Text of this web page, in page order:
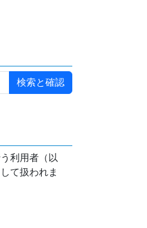
利用者（以
て扱われま